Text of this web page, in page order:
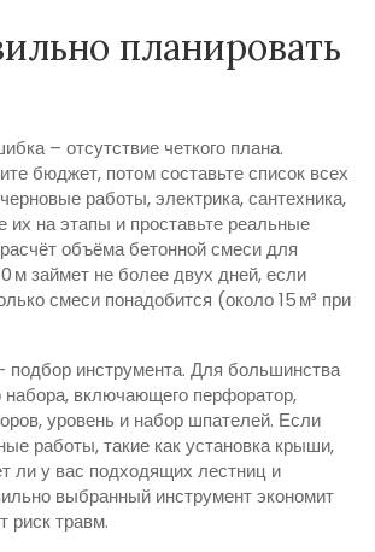
планировать
– отсутствие четкого плана.
бюджет, потом составьте список всех
работы, электрика, сантехника,
их на этапы и проставьте реальные
объёма бетонной смеси для
м займет не более двух дней, если
смеси понадобится (около 15 м³ при
инструмента. Для большинства
набора, включающего перфоратор,
уровень и набор шпателей. Если
работы, такие как установка крыши,
ли у вас подходящих лестниц и
выбранный инструмент экономит
риск травм.